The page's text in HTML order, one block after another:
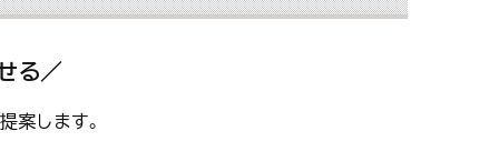
る／
案します。